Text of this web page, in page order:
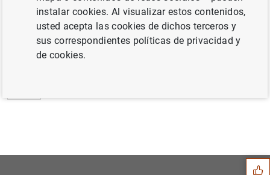
Siguiente
Métodos estadísticos de la...
Sugerencias
instalar cookies. Al visualizar estos contenidos,
usted acepta las cookies de dichos terceros y
sus correspondientes políticas de privacidad y
de cookies.